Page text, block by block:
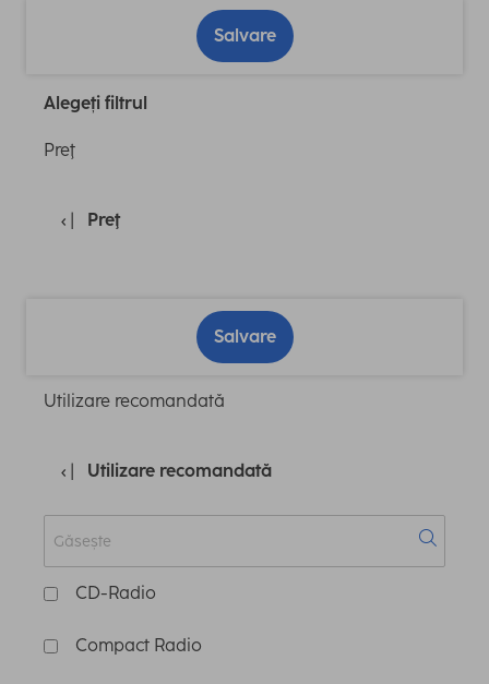
Salvare
Alegeți filtrul
Preţ
Preţ
Salvare
Utilizare recomandată
Utilizare recomandată
CD-Radio
Compact Radio